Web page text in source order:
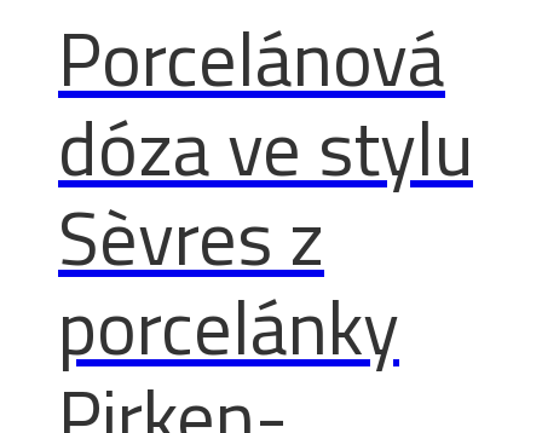
Porcelánová
dóza ve stylu
Sèvres z
porcelánky